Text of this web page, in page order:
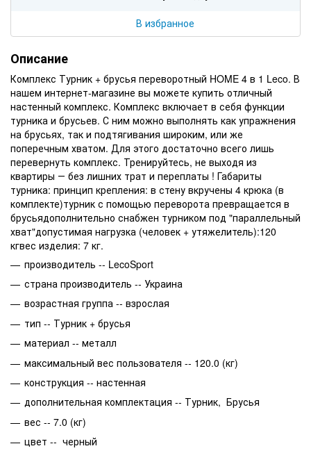
В избранное
Описание
Комплекс Турник + брусья переворотный HOME 4 в 1 Leco. В
нашем интернет-магазине вы можете купить отличный
настенный комплекс. Комплекс включает в себя функции
турника и брусьев. С ним можно выполнять как упражнения
на брусьях, так и подтягивания широким, или же
поперечным хватом. Для этого достаточно всего лишь
перевернуть комплекс. Тренируйтесь, не выходя из
квартиры ― без лишних трат и переплаты ! Габариты
турника: принцип крепления: в стену вкручены 4 крюка (в
комплекте)турник с помощью переворота превращается в
брусьядополнительно снабжен турником под "параллельный
хват"допустимая нагрузка (человек + утяжелитель):120
кгвес изделия: 7 кг.
производитель -- LecoSport
страна производитель -- Украина
возрастная группа -- взрослая
тип -- Турник + брусья
материал -- металл
максимальный вес пользователя -- 120.0 (кг)
конструкция -- настенная
дополнительная комплектация -- Турник, Брусья
вес -- 7.0 (кг)
цвет -- черный